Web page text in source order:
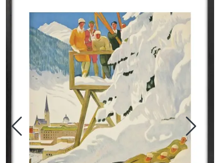
Innrammede bilder
Canvas
Glass art
Speil
Trykk av bilder/skilt og innramming